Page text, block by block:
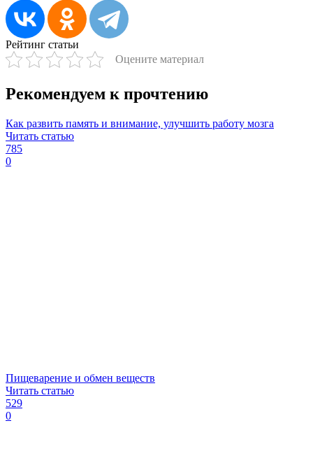
Рейтинг статьи
Оцените материал
Рекомендуем к прочтению
Как развить память и внимание, улучшить работу мозга
Читать статью
785
0
Пищеварение и обмен веществ
Читать статью
529
0